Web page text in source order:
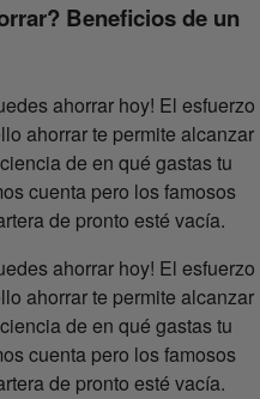
Beneficios de un
ahorrar hoy! El esfuerzo
ahorrar te permite alcanzar
de en qué gastas tu
cuenta pero los famosos
de pronto esté vacía.
ahorrar hoy! El esfuerzo
ahorrar te permite alcanzar
de en qué gastas tu
cuenta pero los famosos
de pronto esté vacía.